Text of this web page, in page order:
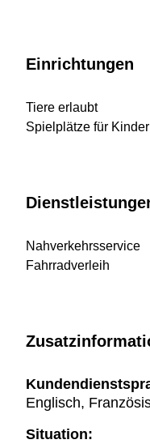
Einrichtungen
Tiere erlaubt
Spielplätze für Kinder
Nahverkehrsservice
Fahrradverleih
Englisch,
Situation: